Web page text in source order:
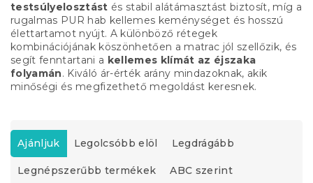
testsúlyelosztást és stabil alátámasztást biztosít, míg a
rugalmas PUR hab kellemes keménységet és hosszú
élettartamot nyújt. A különböző rétegek
kombinációjának köszönhetően a matrac jól szellőzik, és
segít fenntartani a kellemes klímát az éjszaka
folyamán. Kiváló ár-érték arány mindazoknak, akik
minőségi és megfizethető megoldást keresnek.
T
e
r
m
Ajánljuk Legolcsóbb elöl Legdrágább
Legnépszerűbb termékek ABC szerint